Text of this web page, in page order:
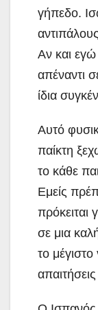
γήπεδο.
Αν και
απέναντι
ίδια
Αυτό
παίκτη
το κάθε
Εμείς
πρόκειται
σε μια
το